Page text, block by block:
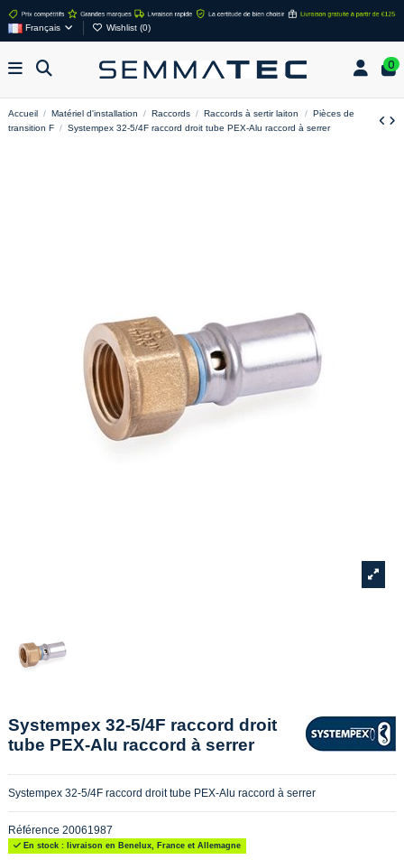
Français Wishlist (0)
0
Accueil Matériel d'installation Raccords Raccords à sertir laiton
Pièces de
transition F
Systempex 32-5/4F raccord droit tube PEX-Alu raccord à serrer
Systempex 32-5/4F raccord droit
tube PEX-Alu raccord à serrer
Systempex 32-5/4F raccord droit tube PEX-Alu raccord à serrer
Référence 20061987
En stock : livraison en Benelux, France et Allemagne